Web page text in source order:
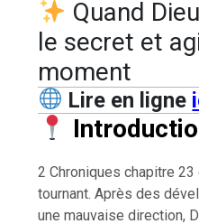
Quand
le secret et
moment
Lire en ligne
2 Chroniques chapitre
tournant. Après des
une mauvaise direction,